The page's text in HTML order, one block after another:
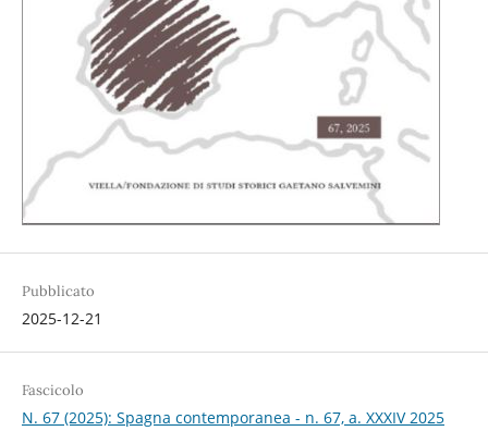
Pubblicato
2025-12-21
Fascicolo
N. 67 (2025): Spagna contemporanea - n. 67, a. XXXIV 2025